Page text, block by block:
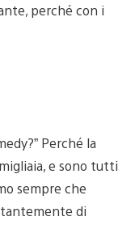
perché con i
Perché la
e sono tutti
sempre che
di